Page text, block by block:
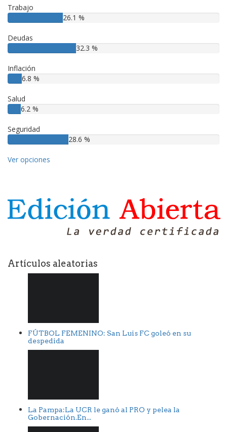
Trabajo
26.1 %
Deudas
32.3 %
Inflación
6.8 %
Salud
6.2 %
Seguridad
28.6 %
Ver opciones
Artículos aleatorias
FÚTBOL FEMENINO: San Luis FC goleó en su
despedida
La Pampa:La UCR le ganó al PRO y pelea la
Gobernación.En...